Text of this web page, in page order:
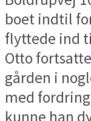
boet indtil
flyttede ind
Otto
gården i
med
kunne han